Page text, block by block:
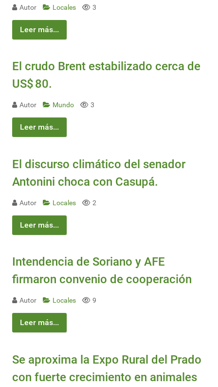
Autor Locales 3
Leer más...
El crudo Brent estabilizado cerca de
US$ 80.
Autor Mundo 3
Leer más...
El discurso climático del senador
Antonini choca con Casupá.
Autor Locales 2
Leer más...
Intendencia de Soriano y AFE
firmaron convenio de cooperación
Autor Locales 9
Leer más...
Se aproxima la Expo Rural del Prado
con fuerte crecimiento en animales